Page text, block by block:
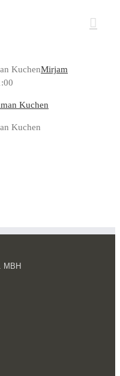
KuchenMirjam
Kuchen
MBH